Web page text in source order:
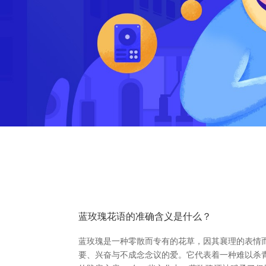
蓝玫瑰花语的准确含义是什么？
蓝玫瑰是一种零散而专有的花草，因其襄理的表
要、兴奋与不成念念议的爱。它代表着一种难以